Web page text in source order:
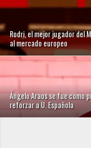
Rodri, el mejor jugador del
al mercado europeo
Ángelo Araos se fue como
reforzar a U. Española